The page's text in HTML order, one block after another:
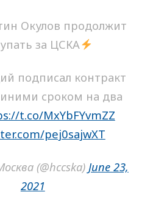
Окулов продолжит
за ЦСКА
подписал контракт
сроком на два
t.co/MxYbFYvmZZ
pej0sajwXT
(@hccska) June 23,
2021